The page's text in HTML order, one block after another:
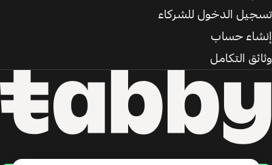
تسجيل الدخول للشركاء
إنشاء حساب
وثائق التكامل